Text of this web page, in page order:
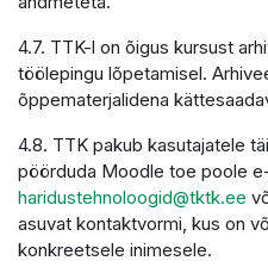
4.7. TTK-l on õigus kursust
töölepingu lõpetamisel.
õppematerjalidena
4.8. TTK pakub kasutajatele
pöörduda Moodle toe poole
haridustehnoloogid@tktk.ee
asuvat kontaktvormi, kus on
konkreetsele inimesele.